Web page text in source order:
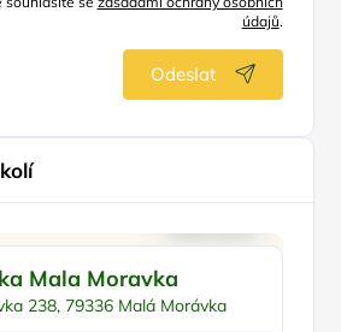
údajů.
Odeslat
Mala Moravka
238, 79336 Malá Morávka